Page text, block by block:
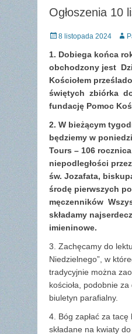
Ogłoszenia 10
Posted
8 listopada 2024
1. Dobiega końca
obchodzony jest
Kościołem
świętych zbiórka
fundację Pomoc
2. W bieżącym
będziemy w
Tours – 106
niepodległości
św. Jozafata,
środę pierwszych
męczenników
składamy
imieninowe.
3. Zachęcamy do
Niedzielnego”, w
tradycyjnie można
kościoła, podobnie
biuletyn parafialny.
4. Bóg zapłać za
składane na kwiaty